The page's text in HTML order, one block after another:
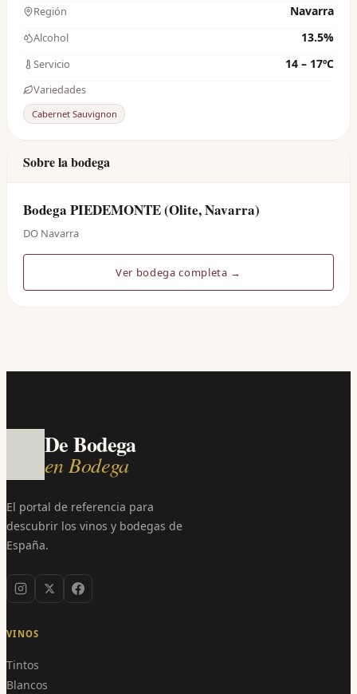
Región Navarra
Alcohol 13.5%
Servicio 14 – 17ºC
Variedades
Cabernet Sauvignon
Sobre la bodega
Bodega PIEDEMONTE (Olite, Navarra)
DO Navarra
Ver bodega completa →
De Bodega
en Bodega
El portal de referencia para
descubrir los vinos y bodegas de
España.
VINOS
Tintos
Blancos